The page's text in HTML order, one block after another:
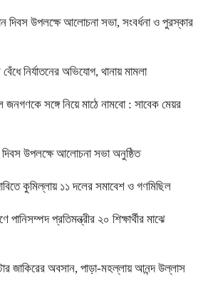
উপলক্ষে আলোচনা সভা, সংবর্ধনা ও পুরস্কার
নির্যাতনের অভিযোগ, থানায় মামলা
জনগণকে সঙ্গে নিয়ে মাঠে নামবো : সাবেক মেয়র
উপলক্ষে আলোচনা সভা অনুষ্ঠিত
কুমিল্লায় ১১ দলের সমাবেশ ও গণমিছিল
পানিসম্পদ প্রতিমন্ত্রীর ২০ শিক্ষার্থীর মাঝে
জাকিরের অবসান, পাড়া-মহল্লায় আনন্দ উল্লাস